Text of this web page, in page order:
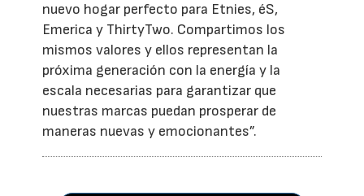
nuevo hogar perfecto para Etnies, éS,
Emerica y ThirtyTwo. Compartimos los
mismos valores y ellos representan la
próxima generación con la energía y la
escala necesarias para garantizar que
nuestras marcas puedan prosperar de
maneras nuevas y emocionantes”.